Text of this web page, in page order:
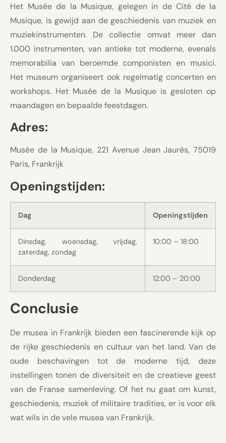
Het Musée de la Musique, gelegen in de Cité de la
Musique, is gewijd aan de geschiedenis van muziek en
muziekinstrumenten. De collectie omvat meer dan
1.000 instrumenten, van antieke tot moderne, evenals
memorabilia van beroemde componisten en musici.
Het museum organiseert ook regelmatig concerten en
workshops. Het Musée de la Musique is gesloten op
maandagen en bepaalde feestdagen.
Adres:
Musée de la Musique, 221 Avenue Jean Jaurès, 75019
Paris, Frankrijk
Openingstijden:
Dag Openingstijden
Dinsdag, woensdag, vrijdag,
zaterdag, zondag
10:00 – 18:00
Donderdag 12:00 – 20:00
Conclusie
De musea in Frankrijk bieden een fascinerende kijk op
de rijke geschiedenis en cultuur van het land. Van de
oude beschavingen tot de moderne tijd, deze
instellingen tonen de diversiteit en de creatieve geest
van de Franse samenleving. Of het nu gaat om kunst,
geschiedenis, muziek of militaire tradities, er is voor elk
wat wils in de vele musea van Frankrijk.